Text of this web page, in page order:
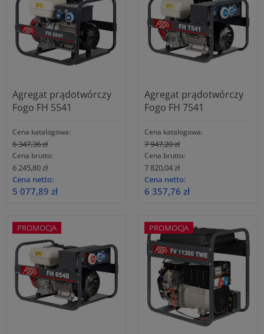
Agregat prądotwórczy
Fogo FH 5541
Cena katalogowa:
6 347,36 zł
Cena brutto:
6 245,80 zł
Cena netto:
5 077,89 zł
Agregat prądotwórczy
Fogo FH 7541
Cena katalogowa:
7 947,20 zł
Cena brutto:
7 820,04 zł
Cena netto:
6 357,76 zł
PROMOCJA PROMOCJA